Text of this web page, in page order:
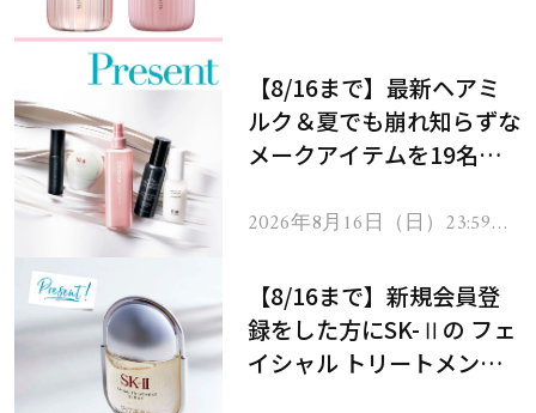
【8/16まで】最新ヘアミ
ルク＆夏でも崩れ知らずな
メークアイテムを19名様
2026年8月16日（日）23:59ま
【8/16まで】新規会員登
録をした方にSK-Ⅱの フェ
イシャル トリートメント